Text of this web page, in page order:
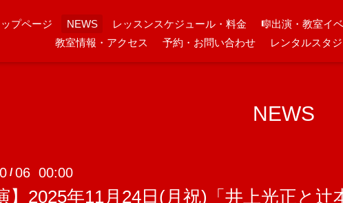
ップページ NEWS レッスンスケジュール・料金 🎼出演・教室イ
教室情報・アクセス
予約・お問い合わせ レンタルスタ
NEWS
/06 00:00
】2025年11月24日(月祝)「井上光正と辻